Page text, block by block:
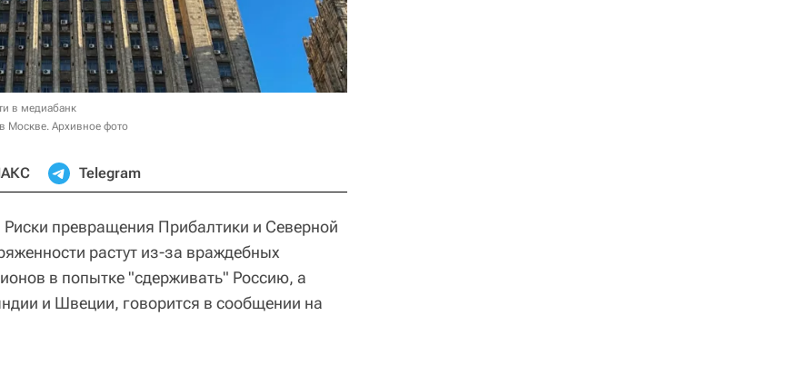
в медиабанк
Москве. Архивное фото
Telegram
Риски превращения Прибалтики и Северной
растут из-за враждебных
в попытке "сдерживать" Россию, а
и Швеции, говорится в сообщении на